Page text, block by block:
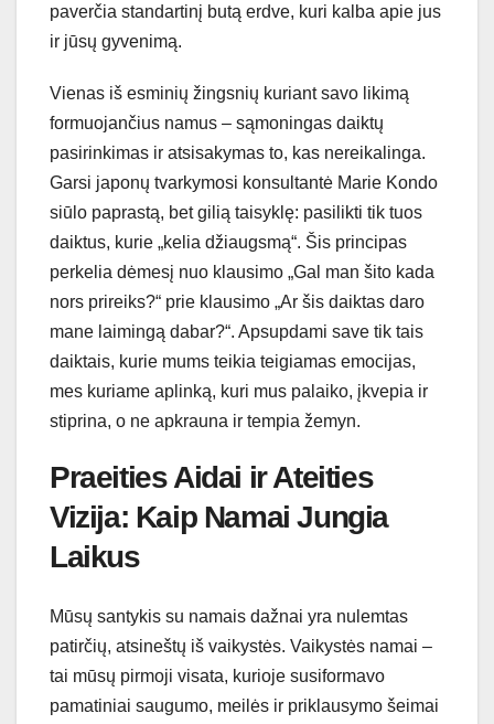
paverčia standartinį butą erdve, kuri kalba apie jus
ir jūsų gyvenimą.
Vienas iš esminių žingsnių kuriant savo likimą
formuojančius namus – sąmoningas daiktų
pasirinkimas ir atsisakymas to, kas nereikalinga.
Garsi japonų tvarkymosi konsultantė Marie Kondo
siūlo paprastą, bet gilią taisyklę: pasilikti tik tuos
daiktus, kurie „kelia džiaugsmą“. Šis principas
perkelia dėmesį nuo klausimo „Gal man šito kada
nors prireiks?“ prie klausimo „Ar šis daiktas daro
mane laimingą dabar?“. Apsupdami save tik tais
daiktais, kurie mums teikia teigiamas emocijas,
mes kuriame aplinką, kuri mus palaiko, įkvepia ir
stiprina, o ne apkrauna ir tempia žemyn.
Praeities Aidai ir Ateities
Vizija: Kaip Namai Jungia
Laikus
Mūsų santykis su namais dažnai yra nulemtas
patirčių, atsineštų iš vaikystės. Vaikystės namai –
tai mūsų pirmoji visata, kurioje susiformavo
pamatiniai saugumo, meilės ir priklausymo šeimai